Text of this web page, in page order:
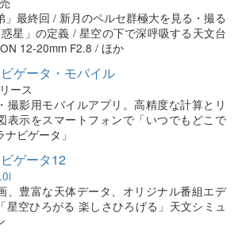
」最終回 / 新月のペルセ群極大を見る・撮る
星」の定義 / 星空の下で深呼吸する天文台
12-20mm F2.8 / ほか
ゲータ・モバイル
ース
撮影用モバイルアプリ。高精度な計算とリ
表示をスマートフォンで「いつでもどこで
ビゲータ」
ゲータ12
、豊富な天体データ、オリジナル番組エデ
星空ひろがる 楽しさひろげる」天文シミュ